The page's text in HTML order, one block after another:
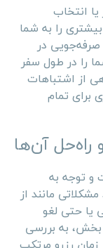
انتخاب
را به شما
صرفه‌جویی در
را در طول سفر
از اشتباهات
برای تمام
راه‌حل آن‌ها
و توجه به
مانند از
یا حتی لغو
بخش، به بررسی